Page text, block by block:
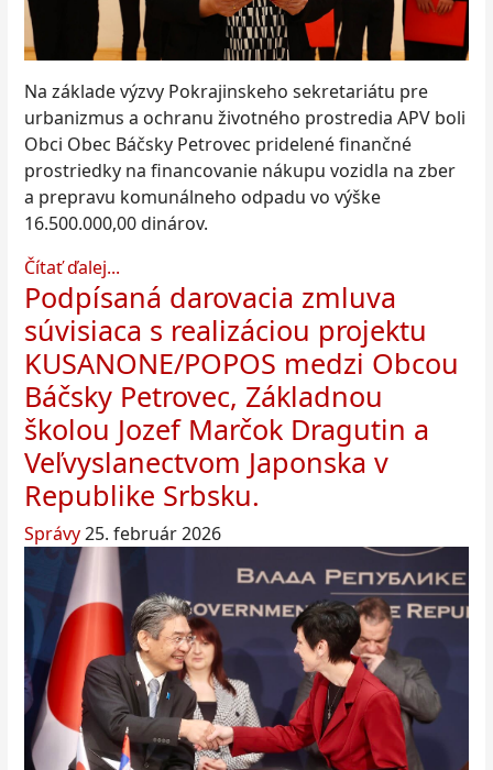
Na základe výzvy Pokrajinskeho sekretariátu pre
urbanizmus a ochranu životného prostredia APV boli
Obci Obec Báčsky Petrovec pridelené finančné
prostriedky na financovanie nákupu vozidla na zber
a prepravu komunálneho odpadu vo výške
16.500.000,00 dinárov.
Čítať ďalej...
Podpísaná darovacia zmluva
súvisiaca s realizáciou projektu
KUSANONE/POPOS medzi Obcou
Báčsky Petrovec, Základnou
školou Jozef Marčok Dragutin a
Veľvyslanectvom Japonska v
Republike Srbsku.
Správy25. február 2026